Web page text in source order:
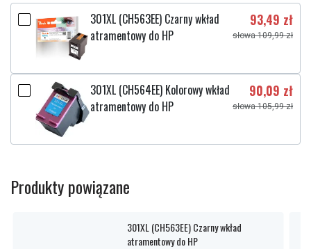
301XL (CH563EE) Czarny wkład
atramentowy do HP
93,49 zł
słowa 109,99 zł
301XL (CH564EE) Kolorowy wkład
atramentowy do HP
90,09 zł
słowa 105,99 zł
Produkty powiązane
301XL (CH563EE) Czarny wkład
atramentowy do HP